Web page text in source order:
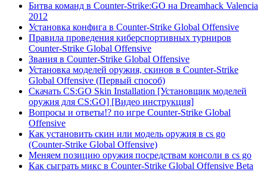
Битва команд в Counter-Strike:GO на Dreamhack Valencia
2012
Установка конфига в Counter-Strike Global Offensive
Правила проведения киберспортивных турниров
Counter-Strike Global Offensive
Звания в Counter-Strike Global Offensive
Установка моделей оружия, скинов в Counter-Strike
Global Offensive (Первый способ)
Скачать CS:GO Skin Installation [Установщик моделей
оружия для CS:GO] [Видео инструкция]
Вопросы и ответы!? по игре Counter-Strike Global
Offensive
Как установить скин или модель оружия в cs go
(Counter-Strike Global Offensive)
Меняем позицию оружия посредствам консоли в cs go
Как сыграть микс в Counter-Strike Global Offensive Beta